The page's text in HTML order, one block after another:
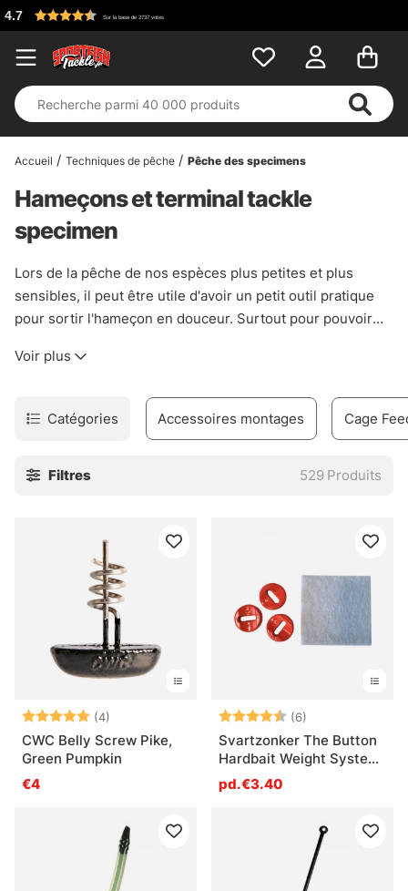
Accueil Techniques de pêche Pêche des specimens
Hameçons et terminal tackle
specimen
Lors de la pêche de nos espèces plus petites et plus
sensibles, il peut être utile d'avoir un petit outil pratique
pour sortir l'hameçon en douceur. Surtout pour pouvoir
plusieurs pinces différentes de marques telles que Loon,
Voir plus
Catégories Accessoires montages Cage
Filtres 529 Produits
Note: (4)
CWC Belly Screw Pike,
Green Pumpkin
€4
Note: (6)
Svartzonker The Button
Hardbait Weight System
Fl. Orange (3-pack)
pd.€3.40